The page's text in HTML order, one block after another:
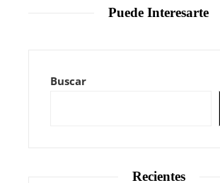
Puede Interesarte
Buscar
Recientes